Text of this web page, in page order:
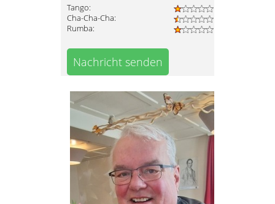
Tango:
Cha-Cha-Cha:
Rumba:
Nachricht senden